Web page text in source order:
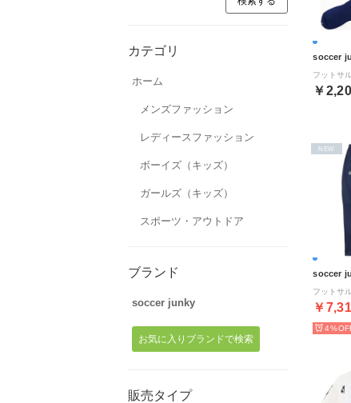
カテゴリ
ホーム
メンズファッション
レディースファッション
ボーイズ（キッズ）
ガールズ（キッズ）
スポーツ・アウトドア
ブランド
soccer junky
お気に入りブランドで検索
販売タイプ
soccer
￥
soccer
￥
NEW
4%